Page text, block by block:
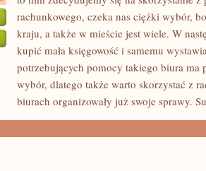
rachunkowego, czeka nas ciężki wybór,
kraju, a także w mieście jest wiele. W
kupić mała księgowość i samemu
potrzebujących pomocy takiego biura ma
wybór, dlatego także warto skorzystać z
biurach organizowały już swoje sprawy.